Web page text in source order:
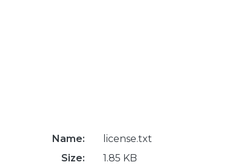
Name:
license.txt
Size:
1.85 KB